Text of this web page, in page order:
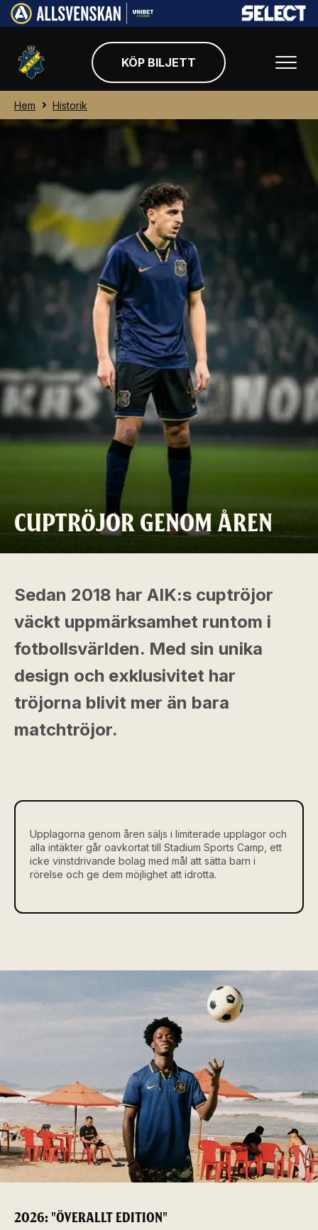
KÖP BILJETT
Hem Historik
CUPTRÖJOR GENOM ÅREN
Sedan 2018 har AIK:s cuptröjor
väckt uppmärksamhet runtom i
fotbollsvärlden. Med sin unika
design och exklusivitet har
tröjorna blivit mer än bara
matchtröjor.
Upplagorna genom åren säljs i limiterade upplagor och
alla intäkter går oavkortat till Stadium Sports Camp, ett
icke vinstdrivande bolag med mål att sätta barn i
rörelse och ge dem möjlighet att idrotta.
2026: "ÖVERALLT EDITION"